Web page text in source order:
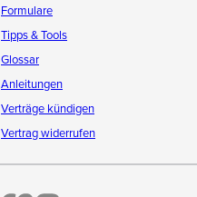
Formulare
Tipps & Tools
Glossar
Anleitungen
Verträge kündigen
Vertrag widerrufen